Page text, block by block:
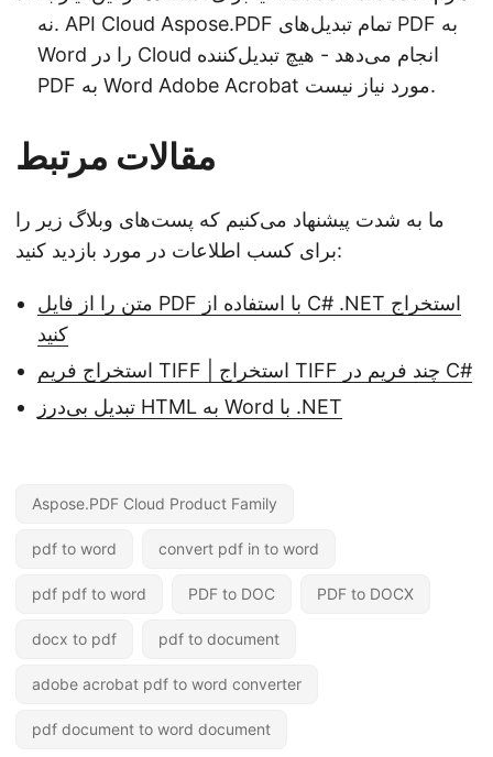
نه. API Cloud Aspose.PDF تمام تبدیل‌های PDF به
Word را در Cloud انجام می‌دهد - هیچ تبدیل‌کننده
PDF به Word Adobe Acrobat مورد نیاز نیست.
مقالات مرتبط
ما به شدت پیشنهاد می‌کنیم که پست‌های وبلاگ زیر را
برای کسب اطلاعات در مورد بازدید کنید:
متن را از فایل PDF با استفاده از C# .NET استخراج
کنید
استخراج فریم TIFF | استخراج TIFF چند فریم در C#
تبدیل بی‌درز HTML به Word با .NET
Aspose.PDF Cloud Product Family
pdf to word convert pdf in to word
pdf pdf to word PDF to DOC PDF to DOCX
docx to pdf pdf to document
adobe acrobat pdf to word converter
pdf document to word document